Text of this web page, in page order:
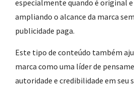
especialmente quando é original
ampliando o alcance da marca
publicidade paga.
Este tipo de conteúdo também
marca como uma líder de
autoridade e credibilidade em seu